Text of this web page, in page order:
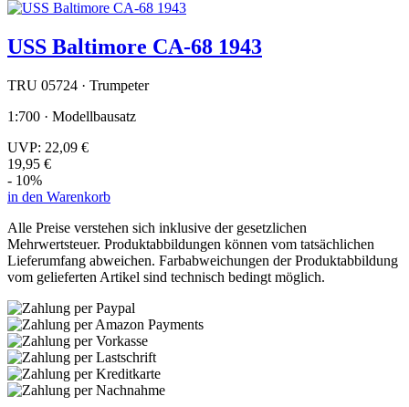
USS Baltimore CA-68 1943
TRU 05724 · Trumpeter
1:700 · Modellbausatz
UVP: 22,09 €
19,95 €
- 10%
in den Warenkorb
Alle Preise verstehen sich inklusive der gesetzlichen
Mehrwertsteuer. Produktabbildungen können vom tatsächlichen
Lieferumfang abweichen. Farbabweichungen der Produktabbildung
vom gelieferten Artikel sind technisch bedingt möglich.